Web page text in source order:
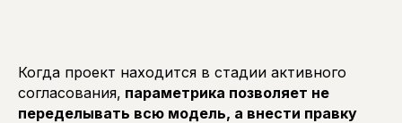
Когда проект находится в стадии активного
согласования, параметрика позволяет не
переделывать всю модель, а внести правку